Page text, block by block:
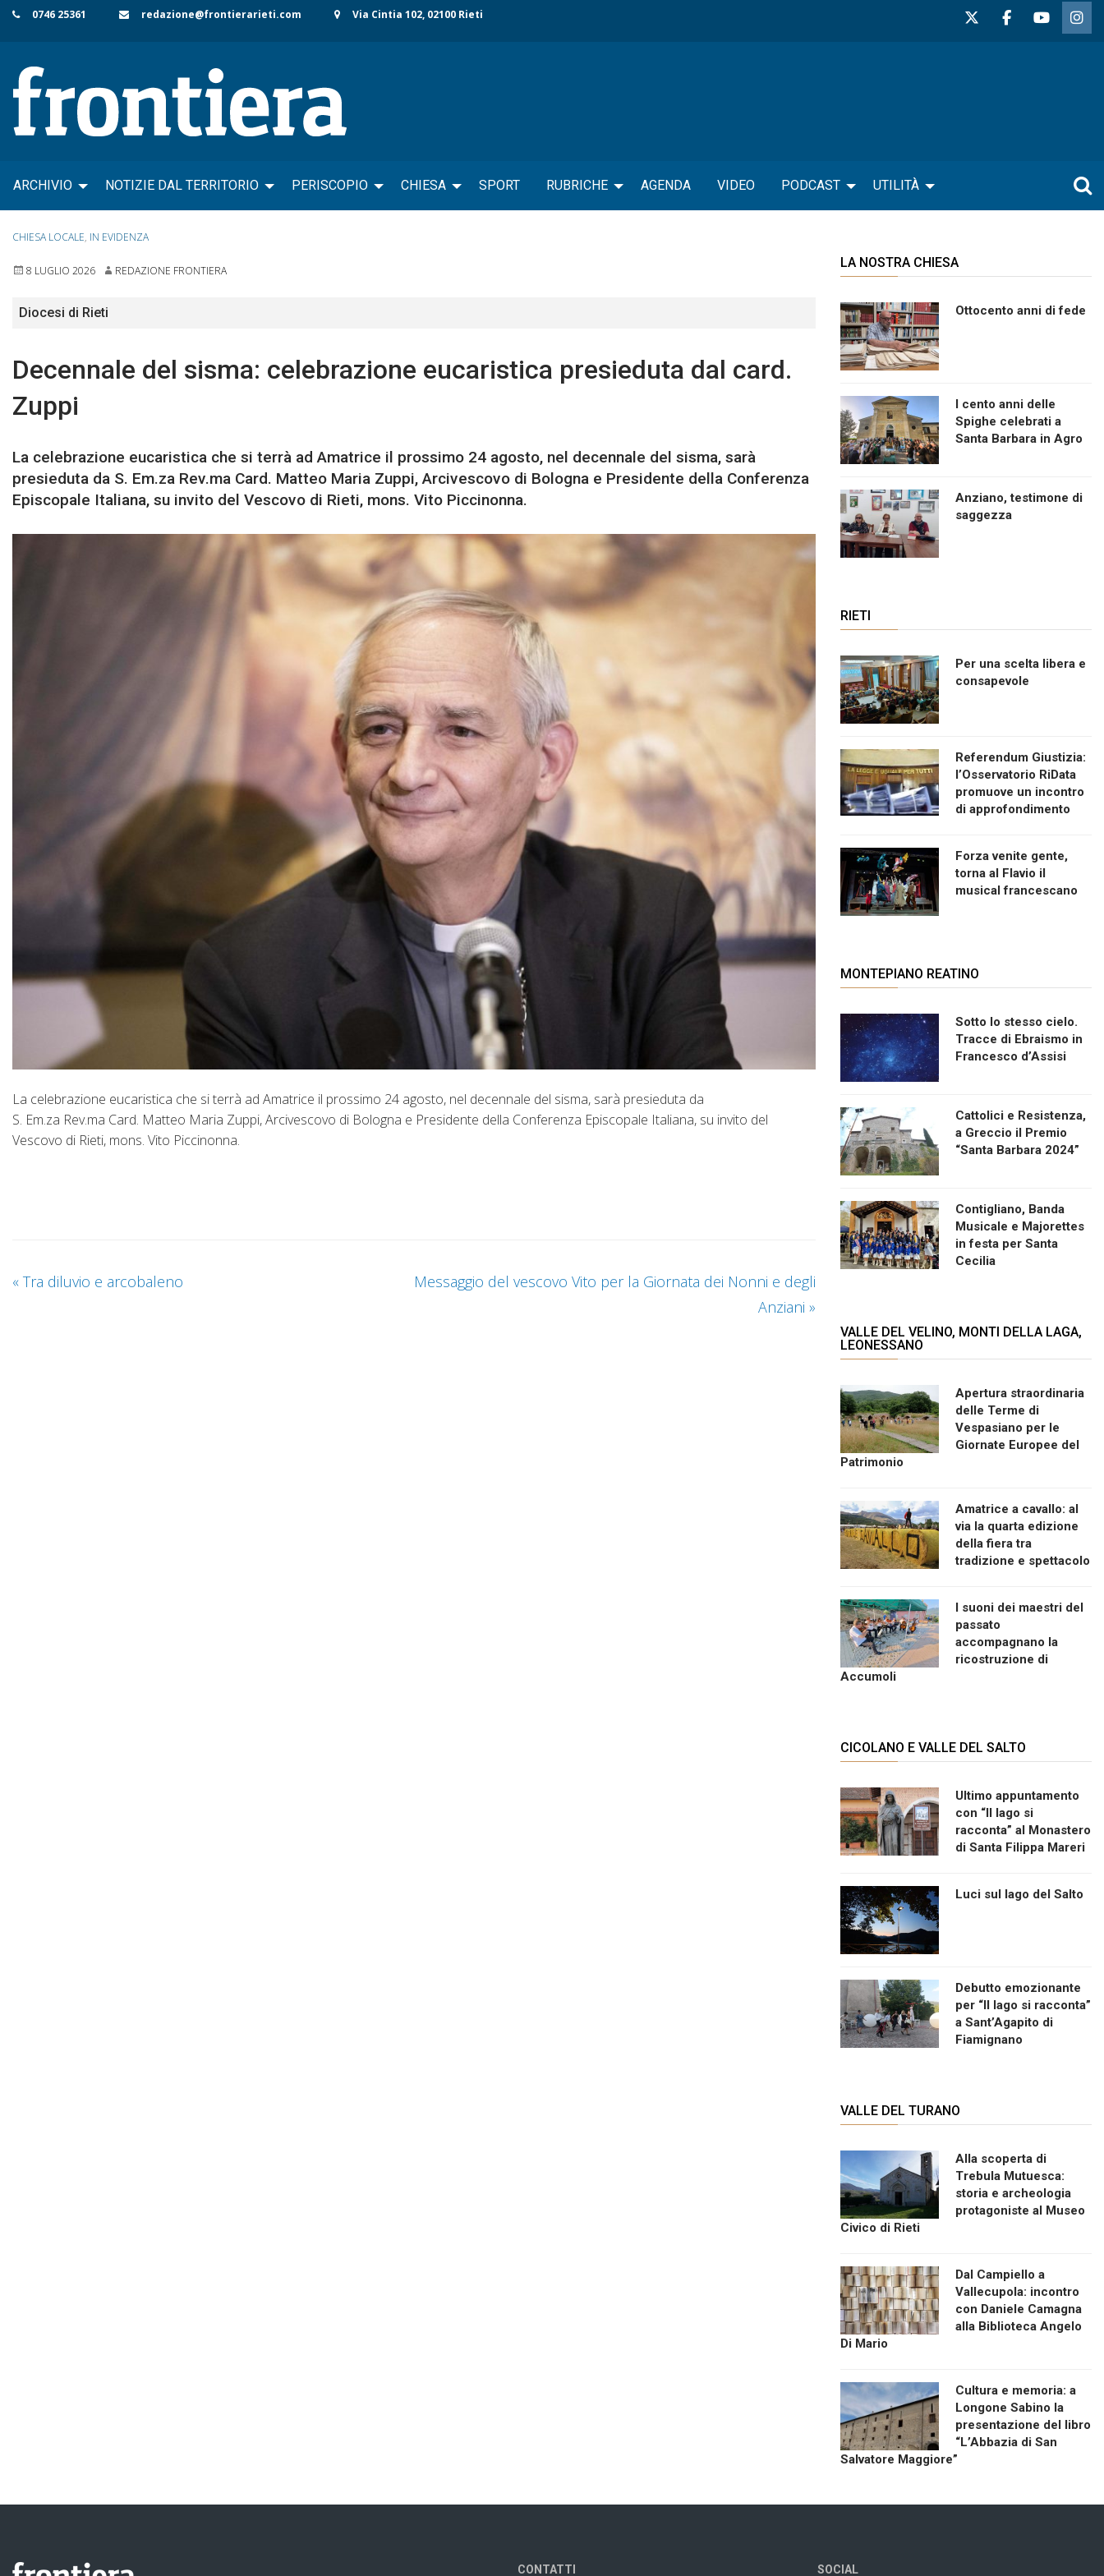
Skip
content
0746 25361 redazione@frontierarieti.com Via Cintia 102, 02100 Rieti
ARCHIVIO NOTIZIE DAL TERRITORIO PERISCOPIO CHIESA SPORT RUBRICHE AGENDA VIDEO PODCAST UTILITÀ
CHIESA LOCALE, IN EVIDENZA
8 LUGLIO 2026 REDAZIONE FRONTIERA
Diocesi di Rieti
Decennale del sisma: celebrazione eucaristica presieduta dal card.
Zuppi
La celebrazione eucaristica che si terrà ad Amatrice il prossimo 24 agosto, nel decennale del sisma, sarà
presieduta da S. Em.za Rev.ma Card. Matteo Maria Zuppi, Arcivescovo di Bologna e Presidente della Conferenza
Episcopale Italiana, su invito del Vescovo di Rieti, mons. Vito Piccinonna.
La celebrazione eucaristica che si terrà ad Amatrice il prossimo 24 agosto, nel decennale del sisma, sarà presieduta da
S. Em.za Rev.ma Card. Matteo Maria Zuppi, Arcivescovo di Bologna e Presidente della Conferenza Episcopale Italiana, su invito del
Vescovo di Rieti, mons. Vito Piccinonna.
« Tra diluvio e arcobaleno
Messaggio del vescovo Vito per la Giornata dei Nonni e degli
Anziani »
LA NOSTRA CHIESA
Ottocento anni di fede
I cento anni delle
Spighe celebrati a
Santa Barbara in Agro
Anziano, testimone di
saggezza
RIETI
Per una scelta libera e
consapevole
Referendum Giustizia:
l’Osservatorio RiData
promuove un incontro
di approfondimento
Forza venite gente,
torna al Flavio il
musical francescano
MONTEPIANO REATINO
Sotto lo stesso cielo.
Tracce di Ebraismo in
Francesco d’Assisi
Cattolici e Resistenza,
a Greccio il Premio
“Santa Barbara 2024”
Contigliano, Banda
Musicale e Majorettes
in festa per Santa
Cecilia
VALLE DEL VELINO, MONTI DELLA LAGA,
LEONESSANO
Apertura straordinaria
delle Terme di
Vespasiano per le
Giornate Europee del
Patrimonio
Amatrice a cavallo: al
via la quarta edizione
della fiera tra
tradizione e spettacolo
I suoni dei maestri del
passato
accompagnano la
ricostruzione di
Accumoli
CICOLANO E VALLE DEL SALTO
Ultimo appuntamento
con “Il lago si
racconta” al Monastero
di Santa Filippa Mareri
Luci sul lago del Salto
Debutto emozionante
per “Il lago si racconta”
a Sant’Agapito di
Fiamignano
VALLE DEL TURANO
Alla scoperta di
Trebula Mutuesca:
storia e archeologia
protagoniste al Museo
Civico di Rieti
Dal Campiello a
Vallecupola: incontro
con Daniele Camagna
alla Biblioteca Angelo
Di Mario
Cultura e memoria: a
Longone Sabino la
presentazione del libro
“L’Abbazia di San
Salvatore Maggiore”
CONTATTI SOCIAL